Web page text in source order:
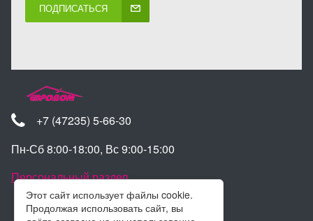
Этот сайт использует файлы cookie.
Продолжая использовать сайт, вы
ПОДПИСАТЬСЯ
+7 (47235) 5-66-30
Пн-Сб 8:00-18:00, Вс 9:00-15:00
Персональный раздел